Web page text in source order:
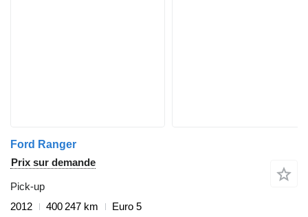
Ford Ranger
Prix sur demande
Pick-up
2012
400 247 km Euro 5